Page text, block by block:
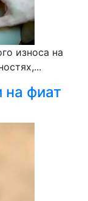
износа на
на фиат